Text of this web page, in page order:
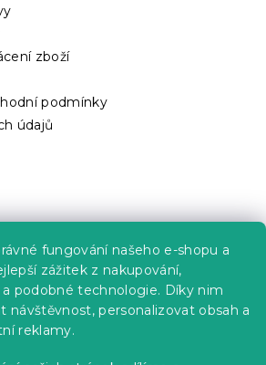
fungování našeho e-shopu a
zážitek z nakupování,
podobné technologie. Díky nim
návštěvnost, personalizovat obsah a
reklamy.
ý
i
s
zboží
podmínky
údajů
- Sleva až 10 %